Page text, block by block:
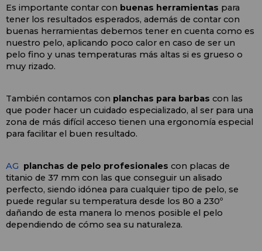
Es importante contar con buenas herramientas para
tener los resultados esperados, además de contar con
buenas herramientas debemos tener en cuenta como es
nuestro pelo, aplicando poco calor en caso de ser un
pelo fino y unas temperaturas más altas si es grueso o
muy rizado.
También contamos con planchas para barbas con las
que poder hacer un cuidado especializado, al ser para una
zona de más difícil acceso tienen una ergonomía especial
para facilitar el buen resultado.
AG planchas de pelo profesionales con placas de
titanio de 37 mm con las que conseguir un alisado
perfecto, siendo idónea para cualquier tipo de pelo, se
puede regular su temperatura desde los 80 a 230º
dañando de esta manera lo menos posible el pelo
dependiendo de cómo sea su naturaleza.